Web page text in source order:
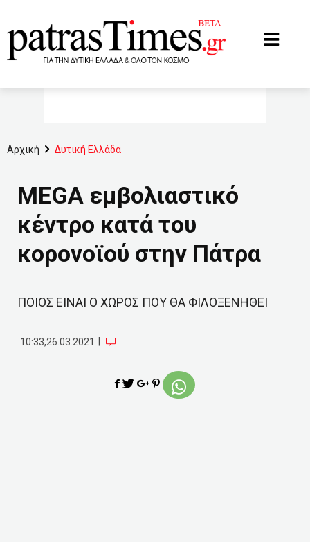
Αρχική Δυτική Ελλάδα
MEGA εμβολιαστικό
κέντρο κατά του
κορονοϊού στην Πάτρα
ΠΟΙΟΣ ΕΙΝΑΙ Ο ΧΩΡΟΣ ΠΟΥ ΘΑ ΦΙΛΟΞΕΝΗΘΕΙ
10:33,26.03.2021